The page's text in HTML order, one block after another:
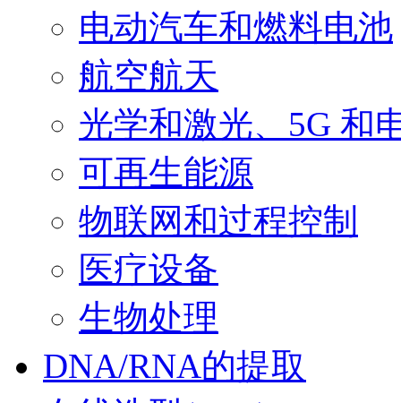
电动汽车和燃料电池
航空航天
光学和激光、5G 和
可再生能源
物联网和过程控制
医疗设备
生物处理
DNA/RNA的提取